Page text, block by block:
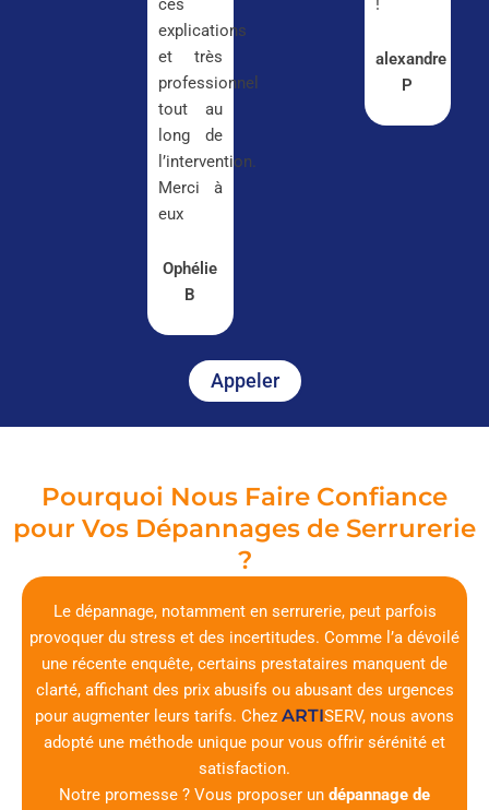
ces
explications
et très
professionnel
tout au
long de
l’intervention.
Merci à
eux
Ophélie
B
!
alexandre
P
Appeler
Pourquoi Nous Faire Confiance
pour Vos Dépannages de Serrurerie
?
Le dépannage, notamment en serrurerie, peut parfois
provoquer du stress et des incertitudes. Comme l’a dévoilé
une récente enquête, certains prestataires manquent de
clarté, affichant des prix abusifs ou abusant des urgences
pour augmenter leurs tarifs. Chez ARTISERV, nous avons
adopté une méthode unique pour vous offrir sérénité et
satisfaction.
Notre promesse ? Vous proposer un dépannage de